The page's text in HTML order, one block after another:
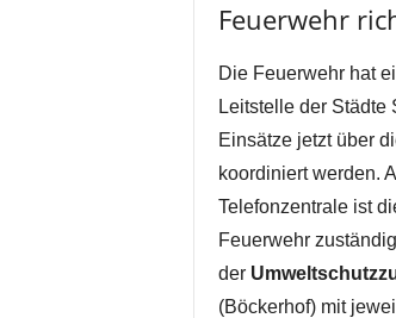
Feuerwehr
Die Feuerwehr hat
Leitstelle der
Einsätze jetzt über
koordiniert werden.
Telefonzentrale ist
Feuerwehr
der
(Böckerhof) mit